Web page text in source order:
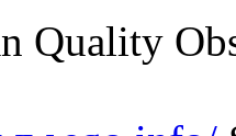
Quality